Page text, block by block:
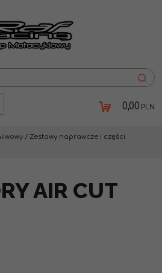
0,00 PLN
/ Zestawy naprawcze i części
AIR CUT